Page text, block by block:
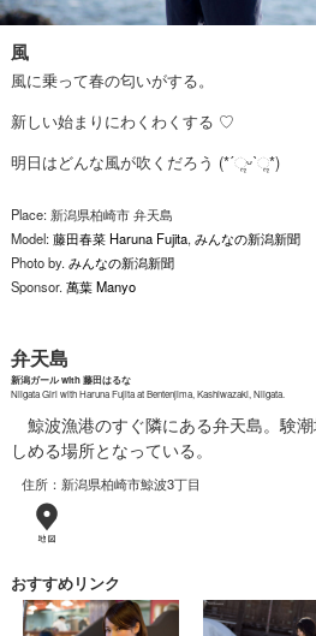
風
風に乗って春の匂いがする。
新しい始まりにわくわくする ♡
明日はどんな風が吹くだろう (*ˊૢᵕˋૢ*)
Place: 新潟県柏崎市 弁天島
Model:藤田春菜 Haruna Fujita, みんなの新潟新聞
Photo by. みんなの新潟新聞
Sponsor. 萬葉 Manyo
弁天島
新潟ガール with 藤田はるな
Niigata Girl with Haruna Fujita at Bentenjima, Kashiwazaki, Niigata.
鯨波漁港のすぐ隣にある弁天島。験
しめる場所となっている。
住所：新潟県柏崎市鯨波3丁目
おすすめリンク